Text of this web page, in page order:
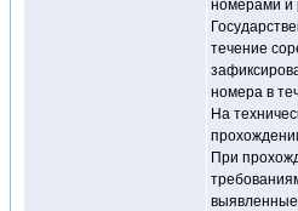
номерами и
течение
номера в
На
При
выявленные